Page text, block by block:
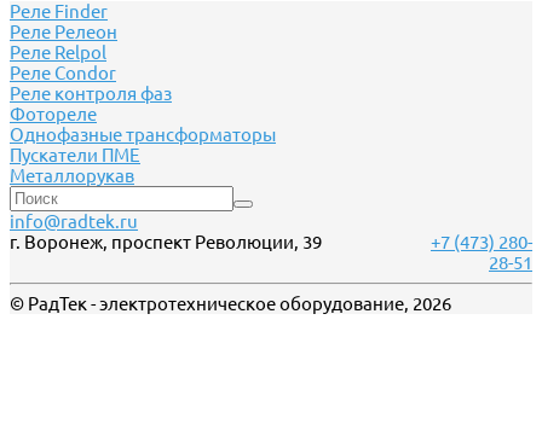
Реле Finder
Реле Релеон
Реле Relpol
Реле Сondor
Реле контроля фаз
Фотореле
Однофазные трансформаторы
Пускатели ПМЕ
Металлорукав
info@radtek.ru
г. Воронеж, проспект Революции, 39
+7 (473) 280-
28-51
© РадТек - электротехническое оборудование, 2026